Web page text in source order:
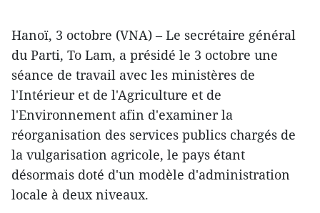
Hanoï, 3 octobre (VNA) – Le secrétaire général
du Parti, To Lam, a présidé le 3 octobre une
séance de travail avec les ministères de
l'Intérieur et de l'Agriculture et de
l'Environnement afin d'examiner la
réorganisation des services publics chargés de
la vulgarisation agricole, le pays étant
désormais doté d'un modèle d'administration
locale à deux niveaux.